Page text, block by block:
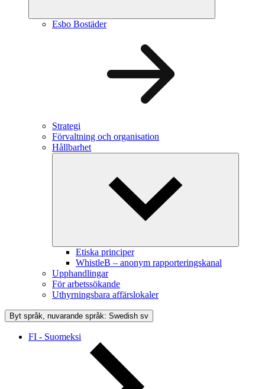
Esbo Bostäder
Strategi
Förvaltning och organisation
Hållbarhet
Etiska principer
WhistleB – anonym rapporteringskanal
Upphandlingar
För arbetssökande
Uthyrningsbara affärslokaler
Byt språk, nuvarande språk: Swedish sv
FI - Suomeksi